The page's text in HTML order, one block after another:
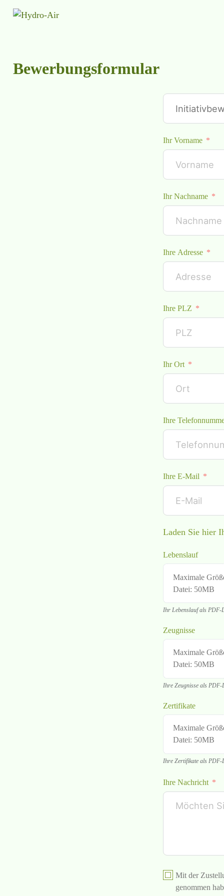
Bewerbungsformular
Ihr Vorname
Ihr Nachname
Ihre Adresse
Ihre PLZ
Ihr Ort
Ihre
Ihre E-Mail
Laden Sie hier
Lebenslauf
Maximale
Datei: 50MB
Ihr Lebenslauf als PDF-
Zeugnisse
Maximale
Datei: 50MB
Ihre Zeugnisse als PDF-
Zertifikate
Maximale
Datei: 50MB
Ihre Zertifikate als PDF-
Ihre Nachricht
Mit der
genommen